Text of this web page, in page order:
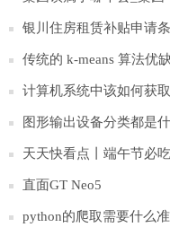
银川住房租赁补贴申请
传统的 k-means 算法优
么？
计算机系统中该如何获
图形输出设备分类都是
天天快看点丨端午节必
直面GT Neo5
python的爬取需要什么